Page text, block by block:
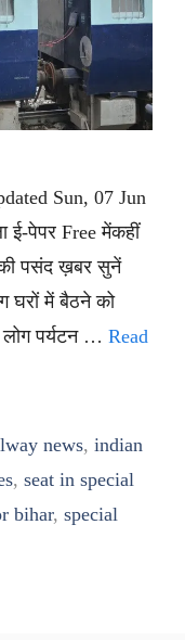
Sun, 07 Jun
ई-पेपर Free मेंकहीं
की पसंद ख़बर सुनें
घरों में बैठने को
पर्यटन … Read
news, indian
, seat in special
bihar, special